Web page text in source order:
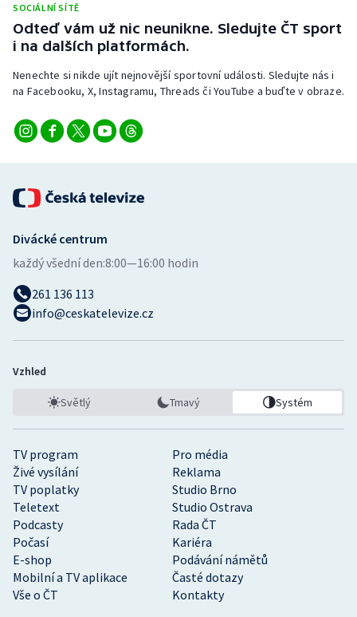
Vodní slalom
SOCIÁLNÍ SÍTĚ
Odteď vám už nic neunikne. Sledujte ČT sport
i na dalších platformách.
Nenechte si nikde ujít nejnovější sportovní události. Sledujte nás i
na Facebooku, X, Instagramu, Threads či YouTube a buďte v obraze.
TV program
Pro média
Živé vysílání
Reklama
TV poplatky
Studio Brno
Teletext
Studio Ostrava
Podcasty
Rada ČT
Počasí
Kariéra
E-shop
Podávání námětů
Mobilní a TV aplikace
Časté dotazy
Vše o ČT
Kontakty
Divácké centrum
každý všední den:8:00—16:00 hodin
261 136 113
info@ceskatelevize.cz
Vzhled
Světlý Tmavý Systém